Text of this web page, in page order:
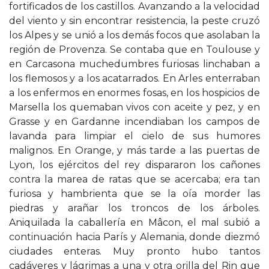
fortificados de los castillos. Avanzando a la velocidad
del viento y sin encontrar resistencia, la peste cruzó
los Alpes y se unió a los demás focos que asolaban la
región de Provenza. Se contaba que en Toulouse y
en Carcasona muchedumbres furiosas linchaban a
los flemosos y a los acatarrados. En Arles enterraban
a los enfermos en enormes fosas, en los hospicios de
Marsella los quemaban vivos con aceite y pez, y en
Grasse y en Gardanne incendiaban los campos de
lavanda para limpiar el cielo de sus humores
malignos. En Orange, y más tarde a las puertas de
Lyon, los ejércitos del rey dispararon los cañones
contra la marea de ratas que se acercaba; era tan
furiosa y hambrienta que se la oía morder las
piedras y arañar los troncos de los árboles.
Aniquilada la caballería en Mâcon, el mal subió a
continuación hacia París y Alemania, donde diezmó
ciudades enteras. Muy pronto hubo tantos
cadáveres y lágrimas a una y otra orilla del Rin que